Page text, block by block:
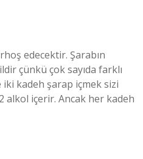
edecektir. Şarabın
çünkü çok sayıda farklı
kadeh şarap içmek sizi
alkol içerir. Ancak her kadeh